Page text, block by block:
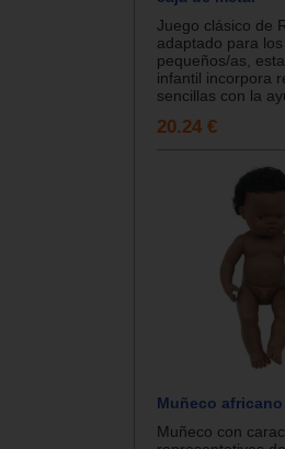
Juego clásico de
adaptado para
pequeños/as,
infantil incorpora
sencillas con la
20.24 €
Muñeco africano
Muñeco con